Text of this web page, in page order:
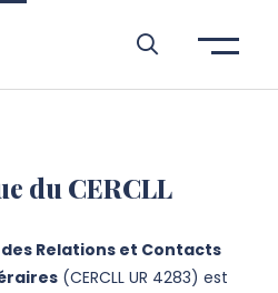
du CERCLL
Relations et Contacts
(CERCLL UR 4283) est